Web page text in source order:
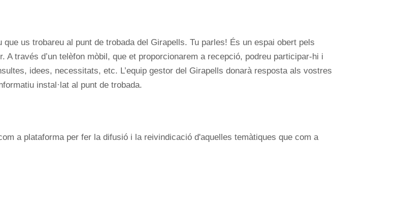
us trobareu al punt de trobada del Girapells. Tu parles! És un espai obert pels
A través d’un telèfon mòbil, que et proporcionarem a recepció, podreu participar-hi i
idees, necessitats, etc. L’equip gestor del Girapells donarà resposta als vostres
instal·lat al punt de trobada.
a plataforma per fer la difusió i la reivindicació d'aquelles temàtiques que com a